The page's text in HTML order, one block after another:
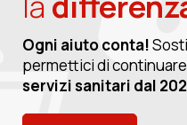
Ogni aiuto conta!
permettici di
servizi sanitari dal